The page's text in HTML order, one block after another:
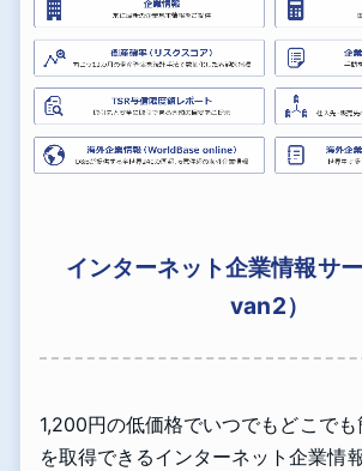
インターネット企業情報サ
van2）
1,200円の低価格でいつでもどこで
を取得できるインターネット企業情